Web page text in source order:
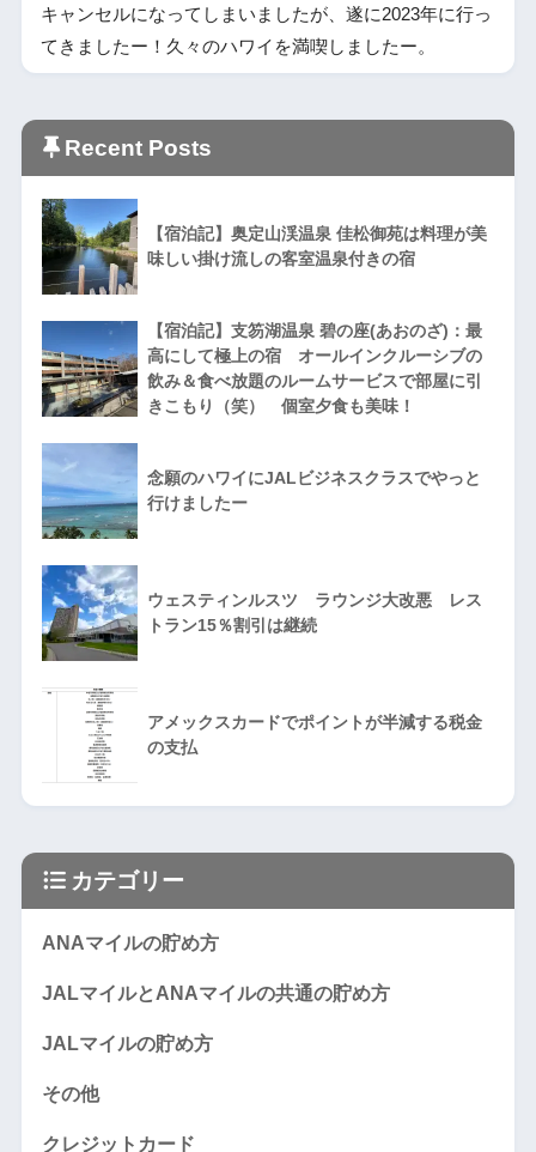
キャンセルになってしまいましたが、遂に2023年に行っ
てきましたー！久々のハワイを満喫しましたー。
Recent Posts
【宿泊記】奥定山渓温泉 佳松御苑は料理が美
味しい掛け流しの客室温泉付きの宿
【宿泊記】支笏湖温泉 碧の座(あおのざ)：最
高にして極上の宿 オールインクルーシブの
飲み＆食べ放題のルームサービスで部屋に引
きこもり（笑） 個室夕食も美味！
念願のハワイにJALビジネスクラスでやっと
行けましたー
ウェスティンルスツ ラウンジ大改悪 レス
トラン15％割引は継続
アメックスカードでポイントが半減する税金
の支払
カテゴリー
ANAマイルの貯め方
JALマイルとANAマイルの共通の貯め方
JALマイルの貯め方
その他
クレジットカード